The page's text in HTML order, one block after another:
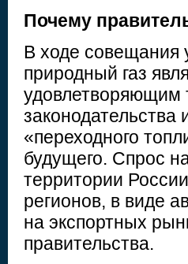
Почему
В ходе совещания
природный газ
удовлетворяющим
«переходного
будущего. Спрос
территории
регионов, в виде
на экспортных
правительства.